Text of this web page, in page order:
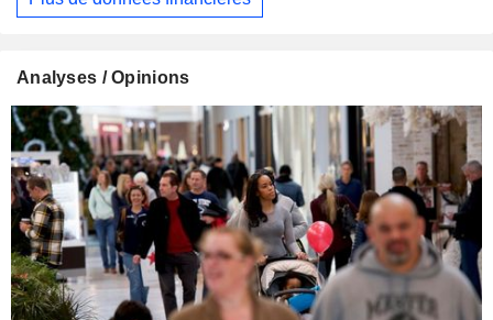
Analyses / Opinions